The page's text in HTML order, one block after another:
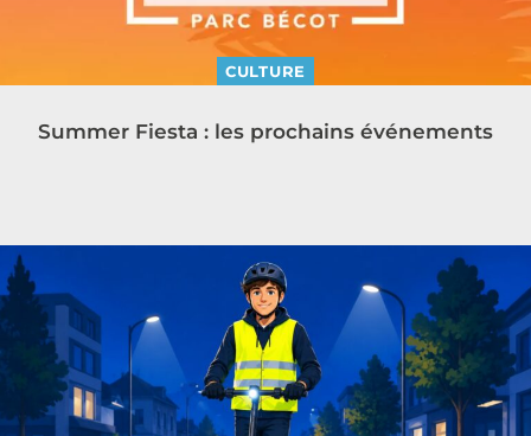
CULTURE
Summer Fiesta : les prochains événements